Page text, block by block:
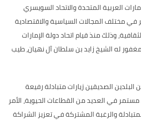
العربية المتحدة والاتحاد السويسري
في مختلف المجالات السياسية والاقتصادية
وذلك منذ قيام اتحاد دولة الإمارات
له الشيخ زايد بن سلطان آل نهيان، طيب
البلدين الصديقين زيارات متبادلة رفيعة
في العديد من القطاعات الحيوية، الأمر
والرغبة المشتركة في تعزيز الشراكة